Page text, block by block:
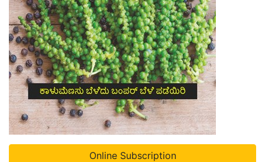
Online Subscription